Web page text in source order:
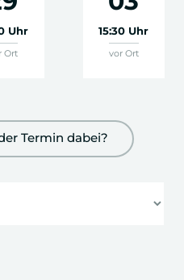
Uhr
Ort
15:30 Uhr
vor Ort
Termin dabei?